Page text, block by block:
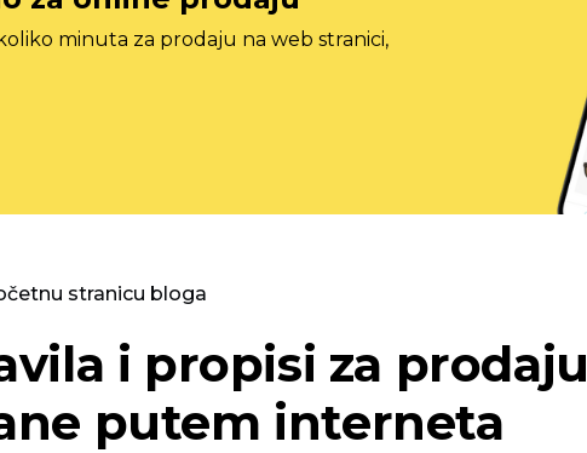
minuta za prodaju na web stranici,
stranicu bloga
i propisi za prodaju
putem interneta